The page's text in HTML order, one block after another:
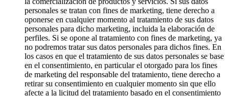
personales se tratan con fines de marketing, tiene derecho a
oponerse en cualquier momento al tratamiento de sus datos
personales para dicho marketing, incluida la elaboración de
perfiles. Si se opone al tratamiento con fines de marketing, ya
no podremos tratar sus datos personales para dichos fines. En
los casos en que el tratamiento de sus datos personales se base
en el consentimiento, en particular el otorgado para los fines
de marketing del responsable del tratamiento, tiene derecho a
retirar su consentimiento en cualquier momento sin que ello
afecte a la licitud del tratamiento basado en el consentimiento